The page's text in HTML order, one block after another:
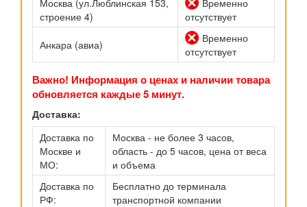
Москва (ул.Люблинская 153,
строение 4)
Временно
отсутствует
Анкара (авиа)
Временно
отсутствует
Важно! Информация о ценах и наличии товара
обновляется каждые 5 минут.
Доставка:
Доставка по
Москве и
МО:
Москва - не более 3 часов,
область - до 5 часов, цена от веса
и объема
Доставка по
РФ:
Бесплатно до терминала
транспортной компании